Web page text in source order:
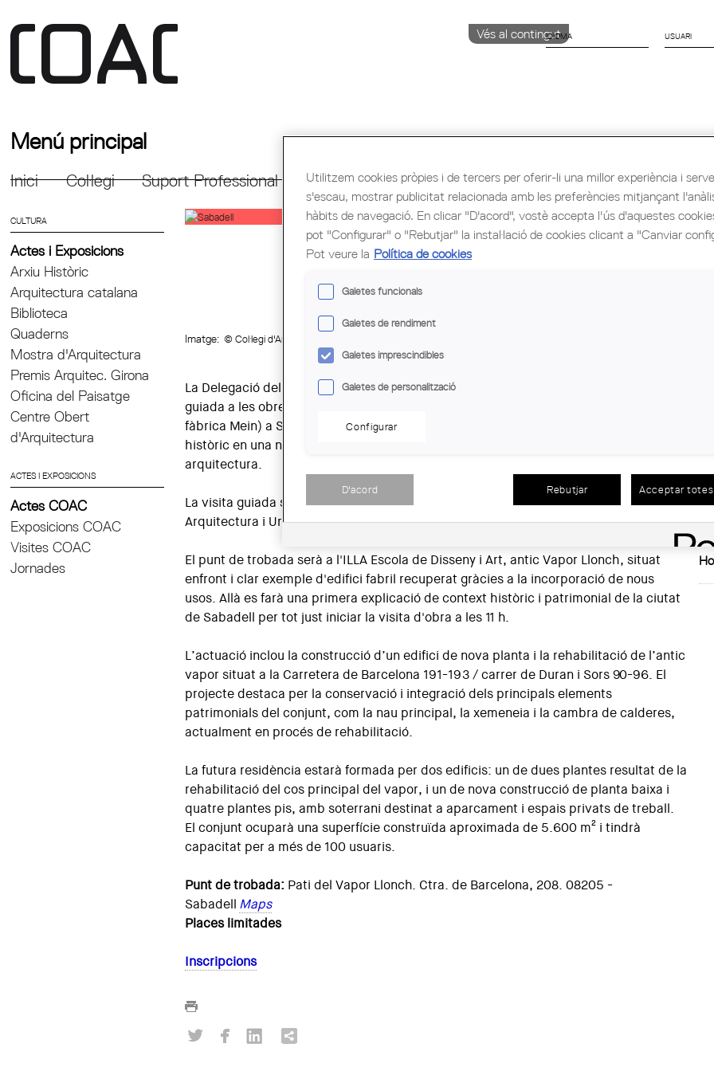
Vés al contingut
IDIOMA
Menú principal
Inici Col·legi Suport Professional Formació i Ocupació Cultura Congrés Mundial
CULTURA
Actes i Exposicions
Arxiu Històric
Arquitectura catalana
Biblioteca
Quaderns
Mostra d'Arquitectura
Premis Arquitec. Girona
Oficina del Paisatge
Centre Obert
d'Arquitectura
ACTES I EXPOSICIONS
Actes COAC
Exposicions COAC
Visites COAC
Jornades
Imatge: © Col·legi d'Arquitectes de Catalunya (COAC)
La Delegació del Vallès organitza el pròxim dimarts 9 de juny, a les 10.30 h, una visita
guiada a les obres de rehabilitació de l’antic Vapor Casanovas o Jeroni Gibert (antiga
fàbrica Mein) a Sabadell, un projecte que transforma aquest conjunt industrial
històric en una nova residència per a la gent gran, integrant patrimoni i nova
arquitectura.
La visita guiada serà a càrrec de l’arquitecte Alfred Rodríguez, soci de GRAM
Arquitectura i Urbanisme SLP, i responsable de la direcció d’obra.
El punt de trobada serà a l'ILLA Escola de Disseny i Art, antic Vapor Llonch, situat
enfront i clar exemple d'edifici fabril recuperat gràcies a la incorporació de nous
usos. Allà es farà una primera explicació de context històric i patrimonial de la ciutat
de Sabadell per tot just iniciar la visita d'obra a les 11 h.
L’actuació inclou la construcció d’un edifici de nova planta i la rehabilitació de l’antic
vapor situat a la Carretera de Barcelona 191-193 / carrer de Duran i Sors 90-96. El
projecte destaca per la conservació i integració dels principals elements
patrimonials del conjunt, com la nau principal, la xemeneia i la cambra de calderes,
actualment en procés de rehabilitació.
La futura residència estarà formada per dos edificis: un de dues plantes resultat de la
rehabilitació del cos principal del vapor, i un de nova construcció de planta baixa i
quatre plantes pis, amb soterrani destinat a aparcament i espais privats de treball.
El conjunt ocuparà una superfície construïda aproximada de 5.600 m² i tindrà
capacitat per a més de 100 usuaris.
Punt de trobada: Pati del Vapor Llonch. Ctra. de Barcelona, 208. 08205 -
Sabadell Maps
Places limitades
Inscripcions
Utilitzem cookies pròpies i de tercers per oferir-li una millor experiència i
s'escau, mostrar publicitat relacionada amb les preferències mitjançant
hàbits de navegació. En clicar "D'acord", vostè accepta l'ús d'aquestes
pot "Configurar" o "Rebutjar" la instal·lació de cookies clicant a "Canviar
Pot veure la Política de cookies
Galetes funcionals
Galetes de rendiment
Galetes imprescindibles
Galetes de personalització
Configurar
D'acord Rebutjar Acceptar